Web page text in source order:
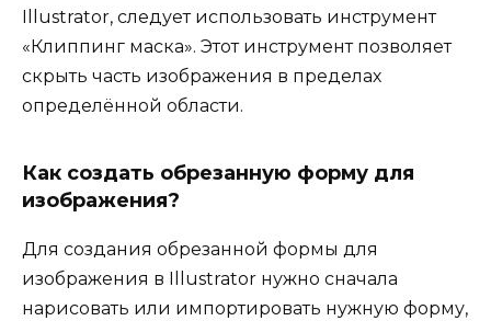
Illustrator, следует использовать инструмент
«Клиппинг маска». Этот инструмент позволяет
скрыть часть изображения в пределах
определённой области.
Как создать обрезанную форму для
изображения?
Для создания обрезанной формы для
изображения в Illustrator нужно сначала
нарисовать или импортировать нужную форму,